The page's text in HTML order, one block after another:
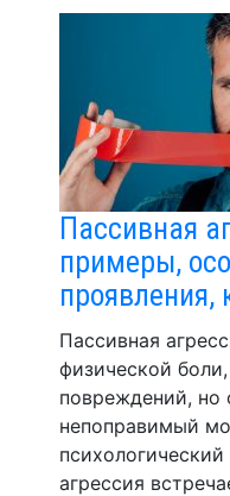
Пассивная
примеры,
проявления,
Пассивная
физической
повреждений, но
непоправимый
агрессия